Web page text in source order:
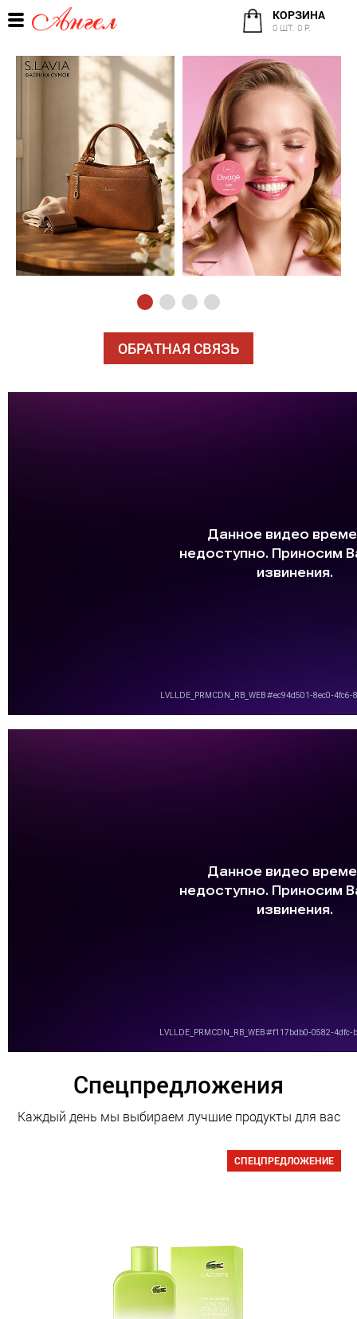
КОРЗИНА
0 ШТ. 0 Р.
ОБРАТНАЯ СВЯЗЬ
Спецпредложения
Каждый день мы выбираем лучшие продукты для вас
СПЕЦПРЕДЛОЖЕНИЕ